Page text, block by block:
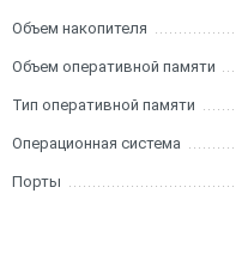
Объем накопителя
Объем оперативной памяти
Тип оперативной памяти
Операционная система
Порты